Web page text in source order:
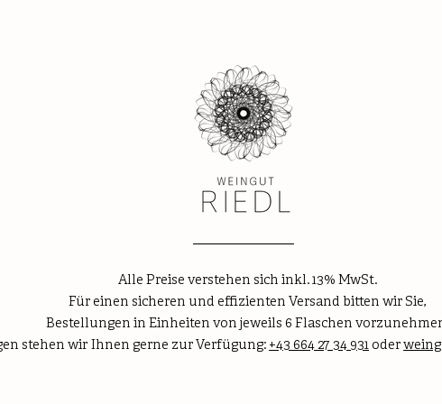
Alle Preise verstehen sich inkl. 13% MwSt.
Für einen sicheren und effizienten Versand bitten wir Sie,
Bestellungen in Einheiten von jeweils 6 Flaschen
stehen wir Ihnen gerne zur Verfügung:+43 664 27 34 931 oder